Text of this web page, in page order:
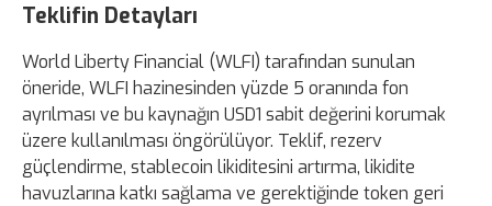
Teklifin Detayları
World Liberty Financial (WLFI) tarafından sunulan
öneride, WLFI hazinesinden yüzde 5 oranında fon
ayrılması ve bu kaynağın USD1 sabit değerini korumak
üzere kullanılması öngörülüyor. Teklif, rezerv
güçlendirme, stablecoin likiditesini artırma, likidite
havuzlarına katkı sağlama ve gerektiğinde token geri